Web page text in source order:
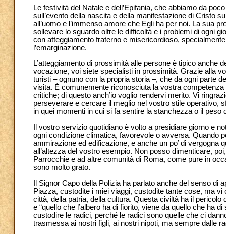
Le festività del Natale e dell’Epifania, che abbiamo da
sull’evento della nascita e della manifestazione di Cristo
all’uomo e l’immenso amore che Egli ha per noi. La sua
sollevare lo sguardo oltre le difficoltà e i problemi di ogni
con atteggiamento fraterno e misericordioso,
l’emarginazione.
L’atteggiamento di prossimità alle persone è tipico anche
vocazione, voi siete specialisti in prossimità. Grazie alla
turisti – ognuno con la propria storia –, che da ogni parte
visita. È comunemente riconosciuta la vostra
critiche; di questo anch’io voglio rendervi merito. Vi
perseverare e cercare il meglio nel vostro stile operativo,
in quei momenti in cui si fa sentire la stanchezza o il peso
Il vostro servizio quotidiano è volto a presidiare giorno e
ogni condizione climatica, favorevole o avversa. Quando
ammirazione ed edificazione, e anche un po’ di
all’altezza del vostro esempio. Non posso dimenticare,
Parrocchie e ad altre comunità di Roma, come pure in
sono molto grato.
Il Signor Capo della Polizia ha parlato anche del senso di
Piazza, custodite i miei viaggi, custodite tante cose, ma
città, della patria, della cultura. Questa civiltà ha il
e “quello che l’albero ha di fiorito, viene da quello che ha
custodire le radici, perché le radici sono quelle che ci
trasmessa ai nostri figli, ai nostri nipoti, ma sempre dalle